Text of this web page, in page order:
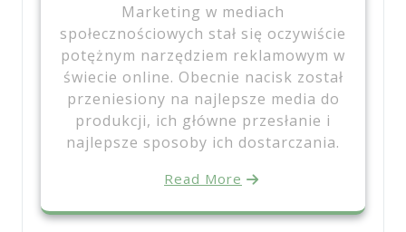
Marketing w mediach
społecznościowych stał się oczywiście
potężnym narzędziem reklamowym w
świecie online. Obecnie nacisk został
przeniesiony na najlepsze media do
produkcji, ich główne przesłanie i
najlepsze sposoby ich dostarczania.
Read More